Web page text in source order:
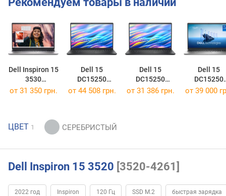
Dell Inspiron 15
3530
[DC15250_RPLU_012_MH]
Dell 15
DC15250
[DC15250RPLU001P]
Dell 15
DC15250
[DC15250RPLU004P]
Dell 15
DC15250
от 31 350 грн. от 44 508 грн. от 31 386 грн. от 39 000
ЦВЕТ 1
Dell Inspiron 15 3520 [3520-4261]
2022 год Inspiron 120 Гц SSD M.2 быстрая зарядка